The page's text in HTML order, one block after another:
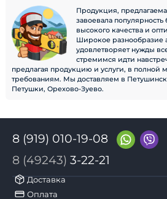
Продукция,
завоевала
высокого качества и
Широкое разнообразие
удовлетворяет нужды
стремимся идти
предлагая продукцию и услуги, в полной
требованиям. Мы доставляем в
Петушки, Орехово-Зуево.
8 (919) 010-19-08
8 (49243) 3-22-21
Доставка
Оплата